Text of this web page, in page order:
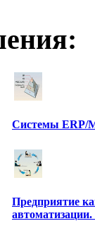
Системы ERP/
Предприятие